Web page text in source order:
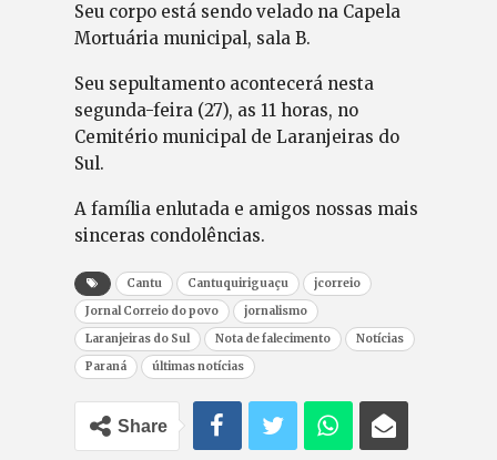
Seu corpo está sendo velado na Capela
Mortuária municipal, sala B.
Seu sepultamento acontecerá nesta
segunda-feira (27), as 11 horas, no
Cemitério municipal de Laranjeiras do
Sul.
A família enlutada e amigos nossas mais
sinceras condolências.
Cantu Cantuquiriguaçu
jcorreio
Jornal Correio do povo
jornalismo
Laranjeiras do Sul
Nota de falecimento
Notícias
Paraná
últimas notícias
Share